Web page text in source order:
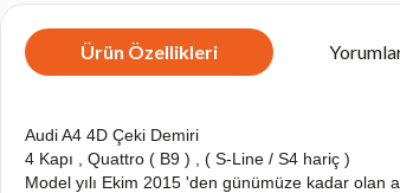
Ürün Özellikleri
Audi A4 4D Çeki Demiri
4 Kapı , Quattro ( B9 ) , ( S-Line / S4 hariç )
Model yılı Ekim 2015 'den günümüze kadar olan